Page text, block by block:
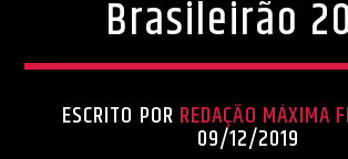
Brasileirão
ESCRITO POR REDAÇÃO MÁXIMA
09/12/2019